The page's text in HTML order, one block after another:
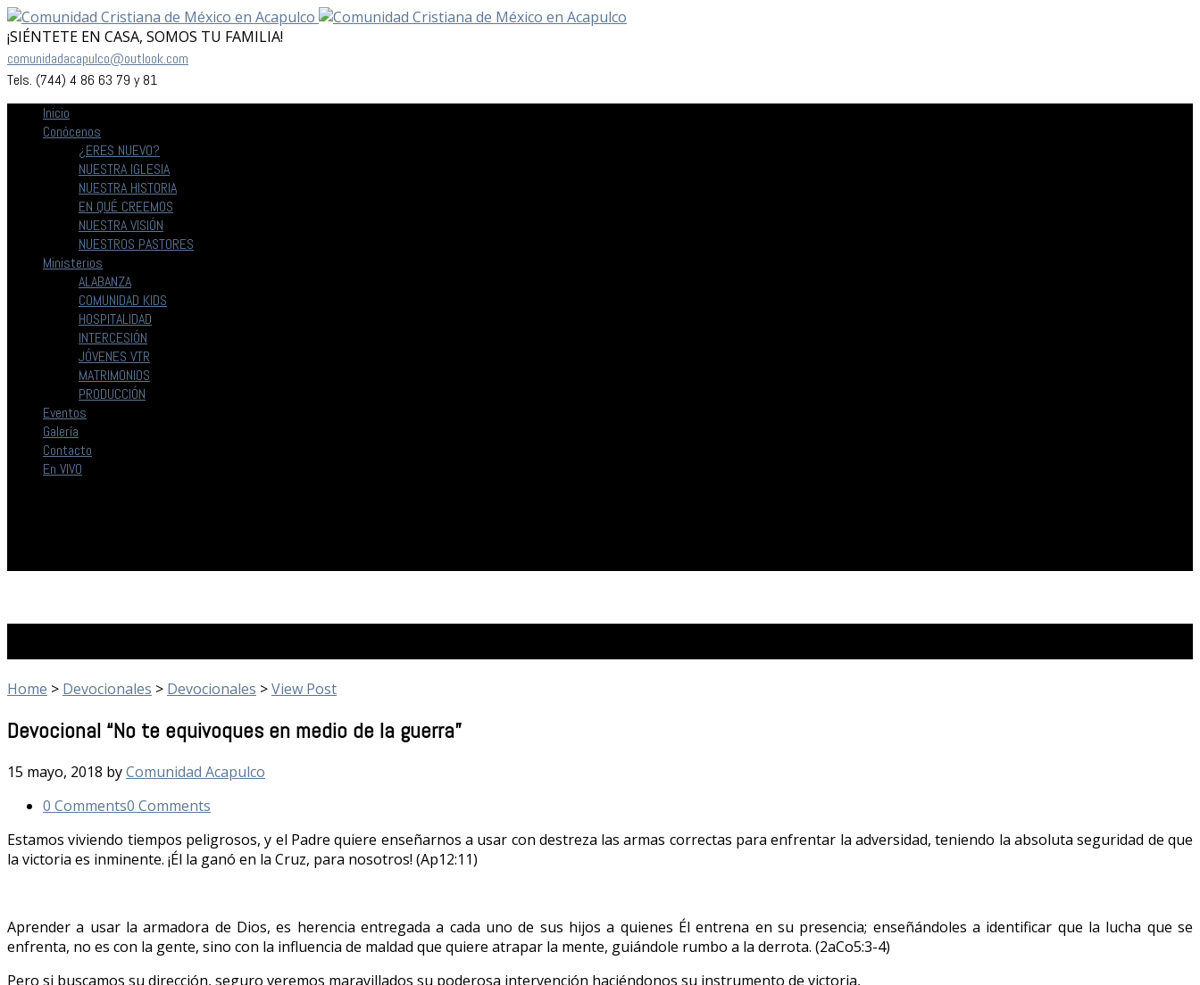
¡SIÉNTETE EN CASA, SOMOS TU FAMILIA!
comunidadacapulco@outlook.com
Tels. (744) 4 86 63 79 y 81
Inicio
Conócenos
¿ERES NUEVO?
NUESTRA IGLESIA
NUESTRA HISTORIA
EN QUÉ CREEMOS
NUESTRA VISIÓN
NUESTROS PASTORES
Ministerios
ALABANZA
COMUNIDAD KIDS
HOSPITALIDAD
INTERCESIÓN
JÓVENES VTR
MATRIMONIOS
PRODUCCIÓN
Eventos
Galería
Contacto
En VIVO
Home > Devocionales > Devocionales >View Post
Devocional “No te equivoques en medio de la guerra”
15 mayo, 2018 byComunidad Acapulco
0 Comments0 Comments
Estamos viviendo tiempos peligrosos, y el Padre quiere enseñarnos a usar con destreza las armas correctas para enfrentar la adversidad, teniendo la absoluta seguridad de que
la victoria es inminente. ¡Él la ganó en la Cruz, para nosotros! (Ap12:11)
Aprender a usar la armadora de Dios, es herencia entregada a cada uno de sus hijos a quienes Él entrena en su presencia; enseñándoles a identificar que la lucha que se
enfrenta, no es con la gente, sino con la influencia de maldad que quiere atrapar la mente, guiándole rumbo a la derrota. (2aCo5:3-4)
Pero si buscamos su dirección, seguro veremos maravillados su poderosa intervención haciéndonos su instrumento de victoria,